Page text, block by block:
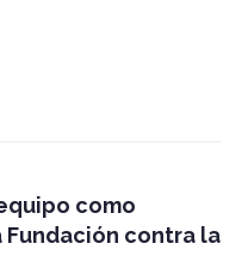
como
contra la